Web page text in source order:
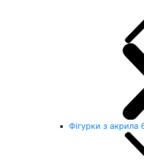
Фігурки з акрила